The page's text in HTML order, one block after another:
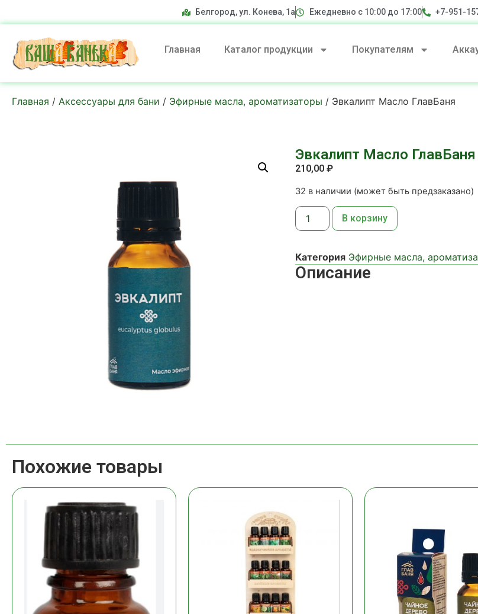
Белгород, ул. Конева, 1а Ежедневно с 10:00 до 17:00 +7-951-
Главная Каталог продукции Покупателям
Главная / Аксессуары для бани / Эфирные масла, ароматизаторы / Эвкалипт Масло ГлавБаня
Эвкалипт Масло ГлавБаня
210,00 ₽
32 в наличии (может быть предзаказано)
В корзину
Категория Эфирные масла,
Описание
Похожие товары